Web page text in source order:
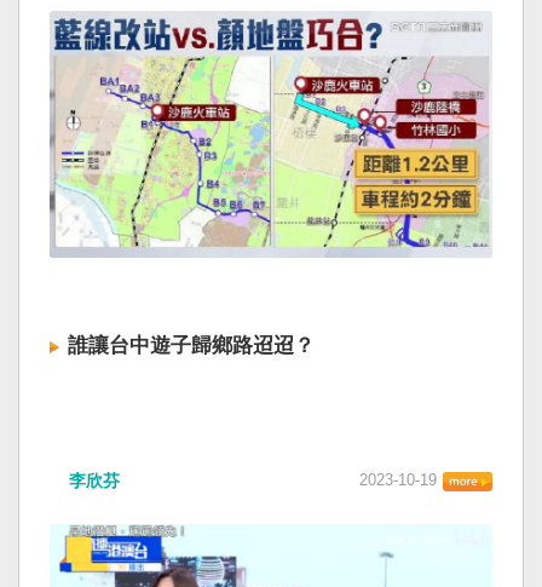
誰讓台中遊子歸鄉路迢迢？
李欣芬 2023-10-19